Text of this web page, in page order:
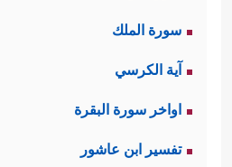
سورة الملك
آية الكرسي
اواخر سورة البقرة
تفسير ابن عاشور